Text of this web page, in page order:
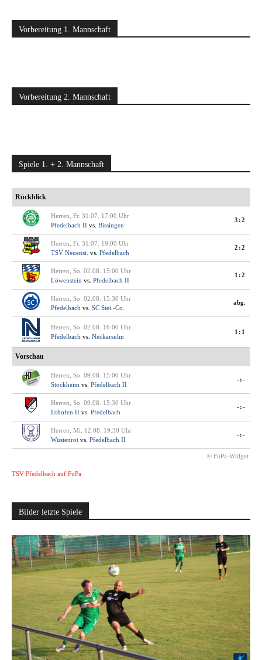
Vorbereitung 1. Mannschaft
Vorbereitung 2. Mannschaft
Spiele 1. + 2. Mannschaft
Rückblick
Herren, Fr. 31.07. 17:00 Uhr
Pfedelbach II vs. Bissingen
3:2
Herren, Fr. 31.07. 19:00 Uhr
TSV Neuenst. vs. Pfedelbach
2:2
Herren, So. 02.08. 15:00 Uhr
Löwenstein vs. Pfedelbach II
1:2
Herren, So. 02.08. 15:30 Uhr
Pfedelbach vs. SC Stei.-Co.
abg.
Herren, So. 02.08. 16:00 Uhr
Pfedelbach vs. Neckarsulm
1:1
Vorschau
Herren, So. 09.08. 15:00 Uhr
Stockheim vs. Pfedelbach II
-:-
Herren, So. 09.08. 15:30 Uhr
Ilshofen II vs. Pfedelbach
-:-
Herren, Mi. 12.08. 19:30 Uhr
Wüstenrot vs. Pfedelbach II
-:-
© FuPa-Widget
TSV Pfedelbach auf FuPa
Bilder letzte Spiele